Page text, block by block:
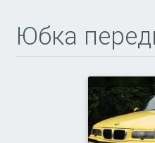
Юбка